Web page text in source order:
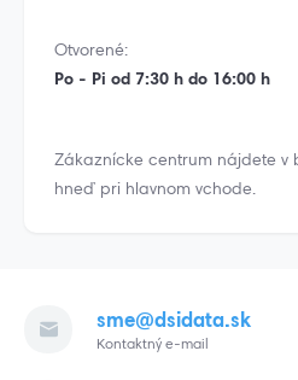
Otvorené:
Po - Pi od 7:30 h do 16:00 h
Zákaznícke centrum nájdete v
hneď pri hlavnom vchode.
sme@dsidata.sk
Kontaktný e-mail